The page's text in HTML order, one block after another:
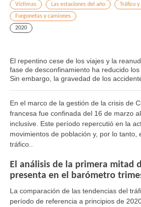
Víctimas
Las estaciones del año
Tráfico
Furgonetas y camiones
2020
El repentino cese de los viajes y la
fase de desconfinamiento ha reducido los
Sin embargo, la gravedad de los
En el marco de la gestión de la crisis de
francesa fue confinada del 16 de marzo
inclusive. Este período repercutió en la
movimientos de población y, por lo tanto,
tráfico..
El análisis de la primera mitad
presenta en el barómetro
La comparación de las tendencias del
período de referencia a principios de